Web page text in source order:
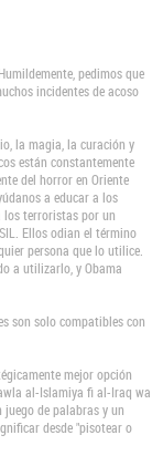
pedimos que
incidentes de acoso
la magia, la curación y
están constantemente
del horror en Oriente
a educar a los
los terroristas por un
Ellos odian el término
persona que lo utilice.
a utilizarlo, y Obama
son solo compatibles con
mejor opción
al-Islamiya fi al-Iraq wa
de palabras y un
desde "pisotear o